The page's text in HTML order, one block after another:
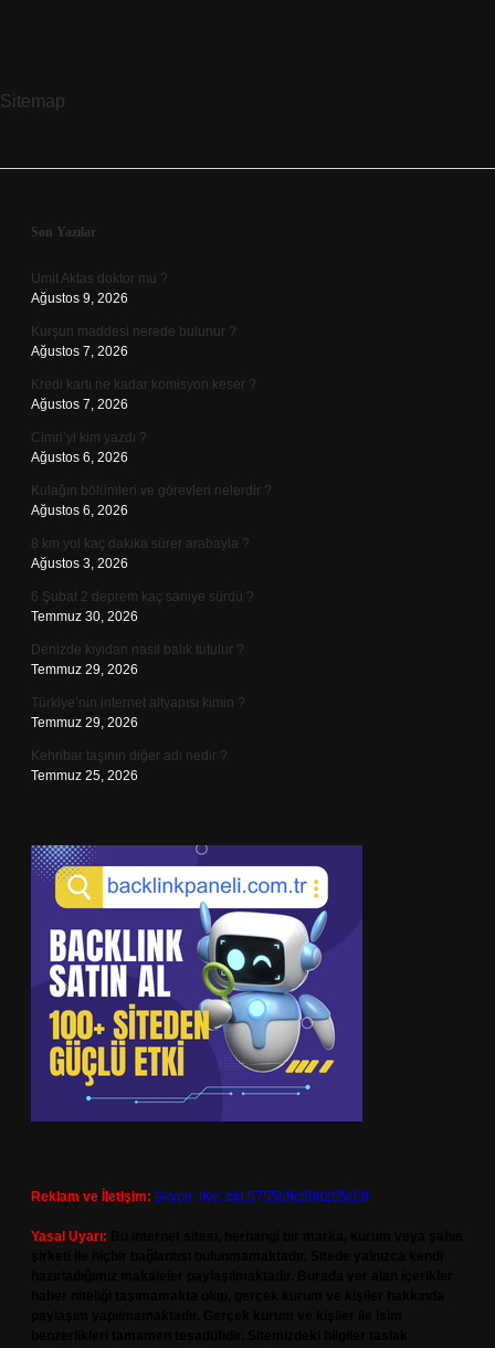
Sitemap
Sidebar
Son Yazılar
Umit Aktas doktor mu ?
Ağustos 9, 2026
Kurşun maddesi nerede bulunur ?
Ağustos 7, 2026
Kredi kartı ne kadar komisyon keser ?
Ağustos 7, 2026
Cimri’yi kim yazdı ?
Ağustos 6, 2026
Kulağın bölümleri ve görevleri nelerdir ?
Ağustos 6, 2026
8 km yol kaç dakika sürer arabayla ?
Ağustos 3, 2026
6 Şubat 2 deprem kaç saniye sürdü ?
Temmuz 30, 2026
Denizde kıyıdan nasıl balık tutulur ?
Temmuz 29, 2026
Türkiye’nin internet altyapısı kimin ?
Temmuz 29, 2026
Kehribar taşının diğer adı nedir ?
Temmuz 25, 2026
Reklam ve İletişim: Skype: live:.cid.575569c608265c69
Yasal Uyarı: